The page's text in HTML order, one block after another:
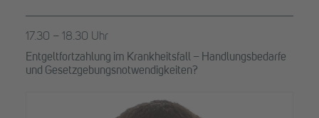
17.30 – 18.30 Uhr
Entgeltfortzahlung im Krankheitsfall – Handlungsbedarfe
und Gesetzgebungsnotwendigkeiten?